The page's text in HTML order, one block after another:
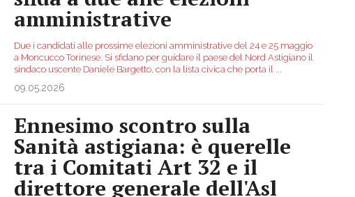
amministrative
Due i candidati alle prossime elezioni amministrative del 24 e 25 maggio
a Moncucco Torinese. Si sfidano per guidare il paese del Nord Astigiano il
sindaco uscente Daniele Bargetto, con la lista civica che porta il
09.05.2026
Ennesimo scontro sulla
Sanità astigiana: è querelle
tra i Comitati Art 32 e il
direttore generale dell'Asl